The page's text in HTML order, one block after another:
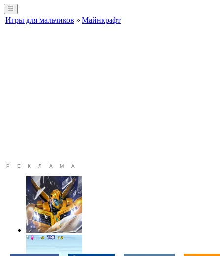
☰
Игры для мальчиков » Майнкрафт
РЕКЛАМА